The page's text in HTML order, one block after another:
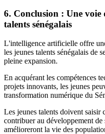
6. Conclusion : Une voie
talents sénégalais
L'intelligence artificielle offre
les jeunes talents sénégalais de
pleine expansion.
En acquérant les compétences
projets innovants, les jeunes
transformation numérique du
Les jeunes talents doivent saisir
contribuer au développement
amélioreront la vie des